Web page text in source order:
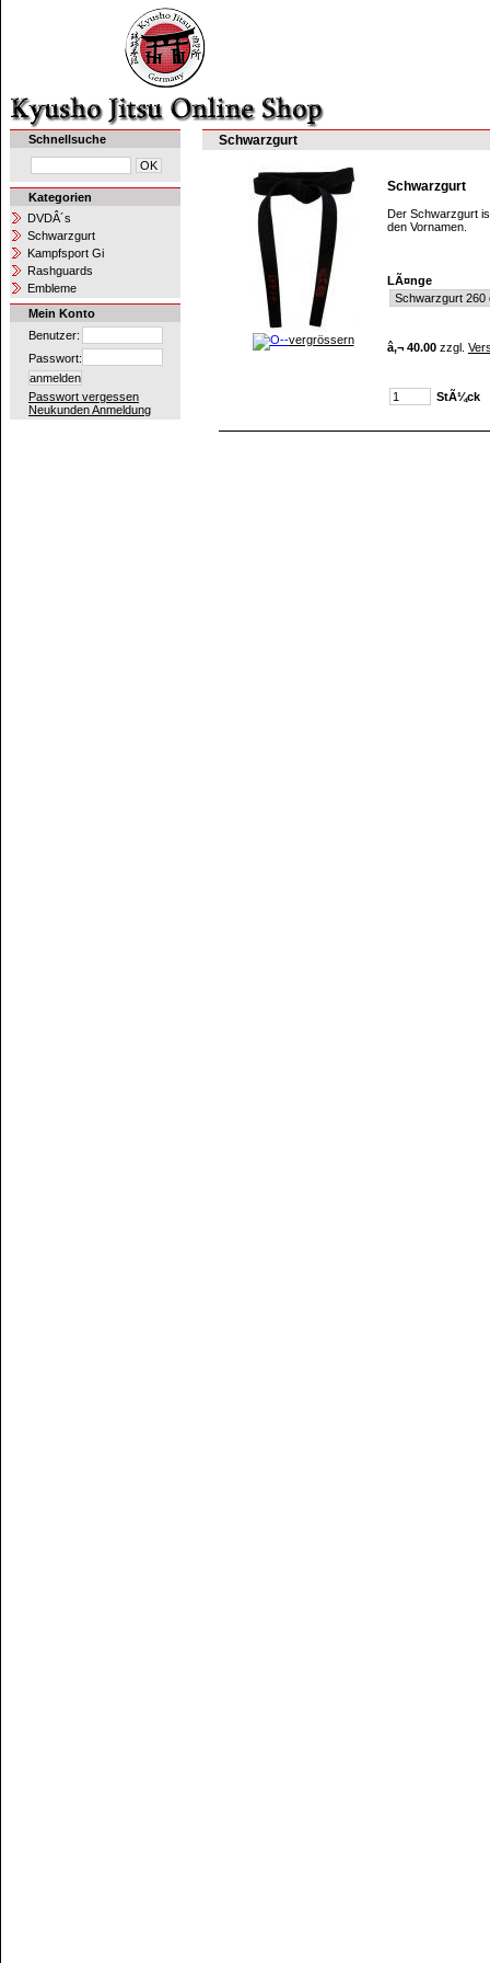
Schnellsuche
Kategorien
DVDÂ´s
Schwarzgurt
Kampfsport Gi
Rashguards
Embleme
Mein Konto
Benutzer:
Passwort:
Passwort vergessen
Neukunden Anmeldung
Schwarzgurt
vergrössern
Schwarzgurt
Der Schwarzgurt
den Vornamen.
LÃ¤nge
â‚¬ 40.00 zzgl.
StÃ¼ck